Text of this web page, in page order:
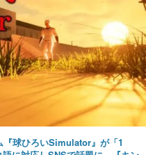
『球ひろいSimulator』が「1
語に対応しSNSで話題に。『キン
球選手から称賛の声